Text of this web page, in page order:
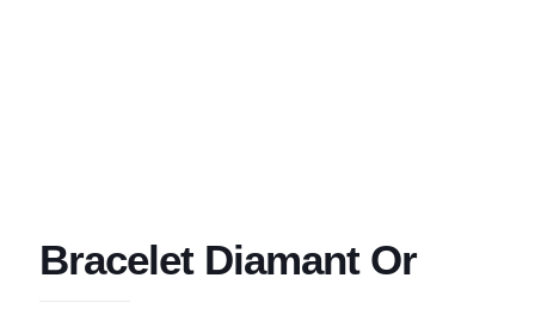
Bracelet Diamant Or